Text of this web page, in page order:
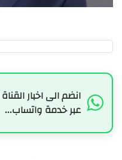
انضم الى اخبار
عبر خدمة واتساب...